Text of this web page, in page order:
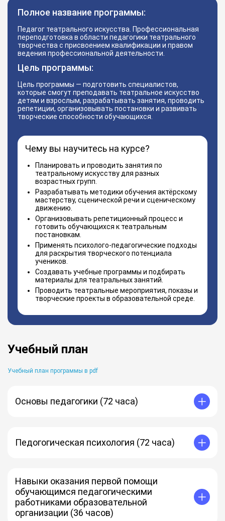
Полное название программы:
Педагог театрального искусства. Профессиональная
переподготовка в области педагогики театрального
творчества с присвоением квалификации и правом
ведения профессиональной деятельности.
Цель программы:
Цель программы — подготовить специалистов,
которые смогут преподавать театральное искусство
детям и взрослым, разрабатывать занятия, проводить
репетиции, организовывать постановки и развивать
творческие способности обучающихся.
Чему вы научитесь на курсе?
Планировать и проводить занятия по
театральному искусству для разных
возрастных групп.
Разрабатывать методики обучения актёрскому
мастерству, сценической речи и сценическому
движению.
Организовывать репетиционный процесс и
готовить обучающихся к театральным
постановкам.
Применять психолого-педагогические подходы
для раскрытия творческого потенциала
учеников.
Создавать учебные программы и подбирать
материалы для театральных занятий.
Проводить театральные мероприятия, показы и
творческие проекты в образовательной среде.
Учебный план
Учебный план программы в pdf
Основы педагогики (72 часа)
Педогогическая психология (72 часа)
Навыки оказания первой помощи
обучающимся педагогическими
работниками образовательной
организации (36 часов)